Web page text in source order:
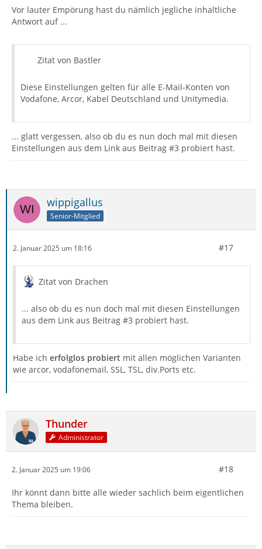
Vor lauter Empörung hast du nämlich jegliche inhaltliche
Antwort auf ...
Zitat von Bastler
Diese Einstellungen gelten für alle E-Mail-Konten von
Vodafone, Arcor, Kabel Deutschland und Unitymedia.
... glatt vergessen, also ob du es nun doch mal mit diesen
Einstellungen aus dem Link aus Beitrag #3 probiert hast.
wippigallus
Senior-Mitglied
2. Januar 2025 um 18:16 #17
Zitat von Drachen
... also ob du es nun doch mal mit diesen Einstellungen
aus dem Link aus Beitrag #3 probiert hast.
Habe ich erfolglos probiert mit allen möglichen Varianten
wie arcor, vodafonemail, SSL, TSL, div.Ports etc.
Thunder
Administrator
2. Januar 2025 um 19:06 #18
Ihr könnt dann bitte alle wieder sachlich beim eigentlichen
Thema bleiben.